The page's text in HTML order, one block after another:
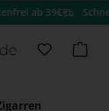
ab 39€
Du hast